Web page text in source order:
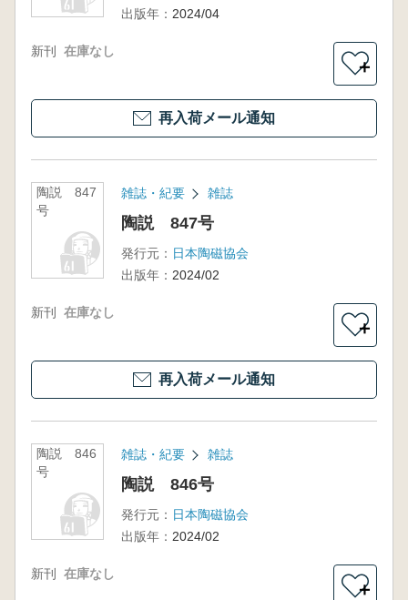
出版年： 2024/04
新刊 在庫なし
＋
再入荷メール通知
陶説 847
号
雑誌・紀要 雑誌
陶説 847号
発行元： 日本陶磁協会
出版年： 2024/02
新刊 在庫なし
＋
再入荷メール通知
陶説 846
号
雑誌・紀要 雑誌
陶説 846号
発行元： 日本陶磁協会
出版年： 2024/02
新刊 在庫なし
＋